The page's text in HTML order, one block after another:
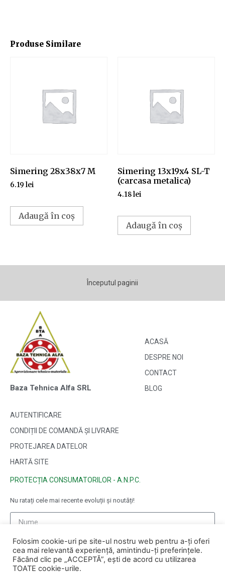
Produse Similare
Simering 28x38x7 M
6.19 lei
Adaugă în coș
Simering 13x19x4 SL-T
(carcasa metalica)
4.18lei
Adaugă în coș
Începutul paginii
Baza Tehnica Alfa SRL
ACASĂ
DESPRE NOI
CONTACT
BLOG
AUTENTIFICARE
CONDIȚII DE COMANDĂ ȘI LIVRARE
PROTEJAREA DATELOR
HARTĂ SITE
PROTECȚIA CONSUMATORILOR - A.N.P.C.
Nu ratați cele mai recente evoluții și noutăți!
Folosim cookie-uri pe site-ul nostru web pentru a-ți oferi
cea mai relevantă experiență, amintindu-ți preferințele.
Făcând clic pe „ACCEPTĂ”, ești de acord cu utilizarea
TOATE cookie-urile.